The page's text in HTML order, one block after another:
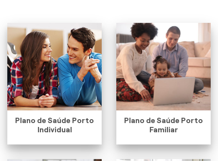
Plano de Saúde Porto
Individual
Plano de Saúde Porto
Familiar